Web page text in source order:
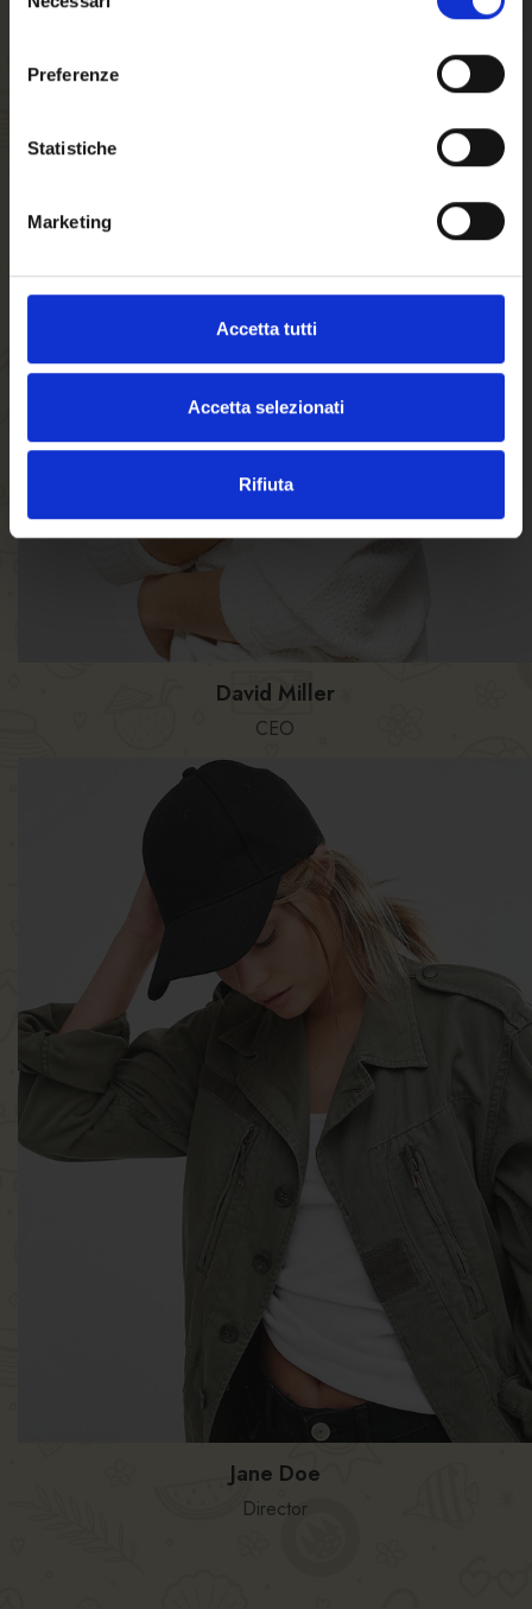
del
Preferenze
Statistiche
Marketing
Accetta tutti
Accetta selezionati
Rifiuta
David Miller
CEO
Jane Doe
Director